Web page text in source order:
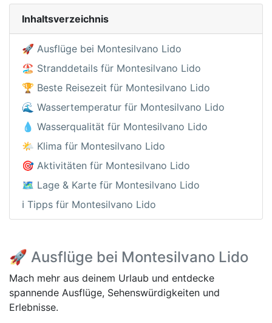
Inhaltsverzeichnis
🚀 Ausflüge bei Montesilvano Lido
🏖️ Stranddetails für Montesilvano Lido
🏆 Beste Reisezeit für Montesilvano Lido
🌊 Wassertemperatur für Montesilvano Lido
💧 Wasserqualität für Montesilvano Lido
🌤️ Klima für Montesilvano Lido
🎯 Aktivitäten für Montesilvano Lido
🗺️ Lage & Karte für Montesilvano Lido
ℹ️ Tipps für Montesilvano Lido
🚀 Ausflüge bei Montesilvano Lido
Mach mehr aus deinem Urlaub und entdecke
spannende Ausflüge, Sehenswürdigkeiten und
Erlebnisse.